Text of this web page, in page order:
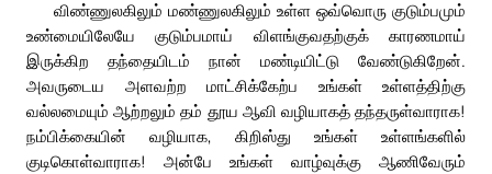
விண்ணுலகிலும் மண்ணுலகிலும் உள்ள ஒவ்வொரு குடும்பமும்
உண்மையிலேயே குடும்பமாய் விளங்குவதற்குக் காரணமாய்
இருக்கிற தந்தையிடம் நான் மண்டியிட்டு வேண்டுகிறேன்.
அவருடைய அளவற்ற மாட்சிக்கேற்ப உங்கள் உள்ளத்திற்கு
வல்லமையும் ஆற்றலும் தம் தூய ஆவி வழியாகத் தந்தருள்வாராக!
நம்பிக்கையின் வழியாக, கிறிஸ்து உங்கள் உள்ளங்களில்
குடிகொள்வாராக! அன்பே உங்கள் வாழ்வுக்கு ஆணிவேரும்